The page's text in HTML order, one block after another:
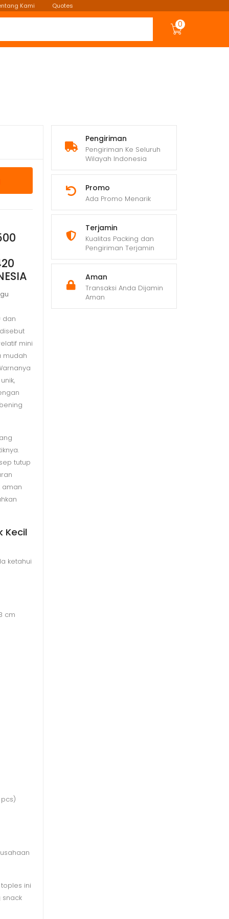
Kami Quotes
0
Pengiriman
Pengiriman Ke Seluruh
Wilayah Indonesia
Promo
Ada Promo Menarik
Terjamin
Kualitas Packing dan
Pengiriman Terjamin
Aman
Transaksi Anda Dijamin
Aman
dan
mini
mudah
tutup
aman
Kecil
ketahui
cm
pcs)
ini
snack